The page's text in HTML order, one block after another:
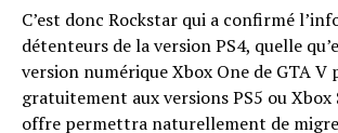
C’est donc Rockstar qui a confirmé
détenteurs de la version PS4, quelle
version numérique Xbox One de GTA
gratuitement aux versions PS5 ou Xbox
offre permettra naturellement de